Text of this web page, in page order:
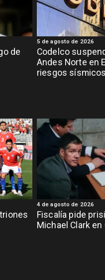
de
Codelco
Andes Norte en
riesgos sísmicos
5 de agosto de 2026
Fiscalía pide
Michael Clark en
4 de agosto de 2026